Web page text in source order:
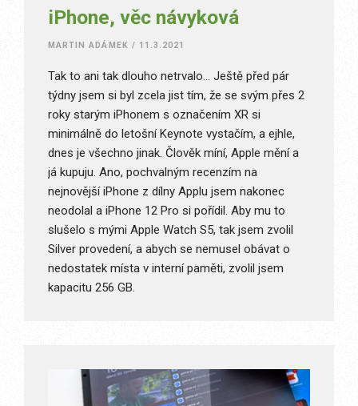
iPhone, věc návyková
MARTIN ADÁMEK / 11.3.2021
Tak to ani tak dlouho netrvalo… Ještě před pár
týdny jsem si byl zcela jist tím, že se svým přes 2
roky starým iPhonem s označením XR si
minimálně do letošní Keynote vystačím, a ejhle,
dnes je všechno jinak. Člověk míní, Apple mění a
já kupuju. Ano, pochvalným recenzím na
nejnovější iPhone z dílny Applu jsem nakonec
neodolal a iPhone 12 Pro si pořídil. Aby mu to
slušelo s mými Apple Watch S5, tak jsem zvolil
Silver provedení, a abych se nemusel obávat o
nedostatek místa v interní paměti, zvolil jsem
kapacitu 256 GB.